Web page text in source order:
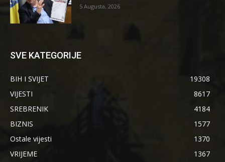
5 Augusta, 2026
SVE KATEGORIJE
BIH I SVIJET
19308
VIJESTI
8617
SREBRENIK
4184
BIZNIS
1577
Ostale vijesti
1370
VRIJEME
1367